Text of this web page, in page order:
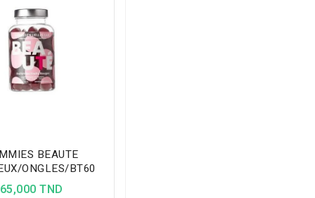
BEAUTE
ONGLES/BT60
65,000 TND